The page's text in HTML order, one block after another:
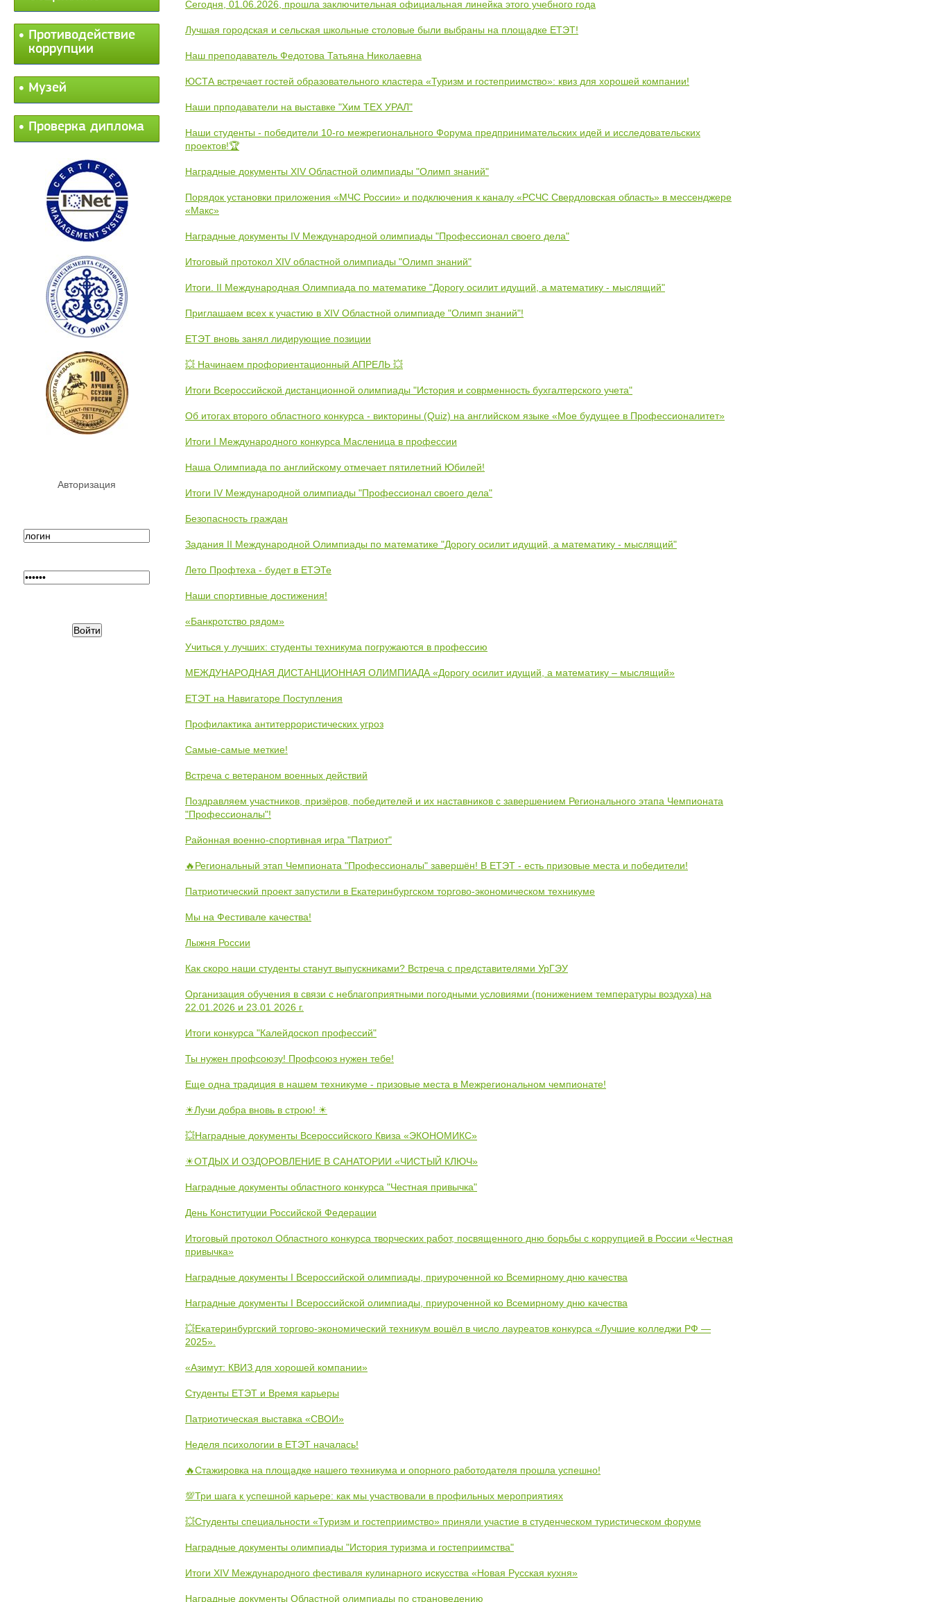
Противодействие
коррупции
Музей
Проверка диплома
Авторизация
Сегодня, 01.06.2026, прошла заключительная официальная линейка этого учебного года
Лучшая городская и сельская школьные столовые были выбраны на площадке ЕТЭТ!
Наш преподаватель Федотова Татьяна Николаевна
ЮСТА встречает гостей образовательного кластера «Туризм и гостеприимство»: квиз для хорошей компании!
Наши прподаватели на выставке "Хим ТЕХ УРАЛ"
Наши студенты - победители 10-го межрегионального Форума предпринимательских идей и исследовательских
проектов!🏆
Наградные документы XIV Областной олимпиады "Олимп знаний"
Порядок установки приложения «МЧС России» и подключения к каналу «РСЧС Свердловская область» в мессенджере
«Макс»
Наградные документы IV Международной олимпиады "Профессионал своего дела"
Итоговый протокол XIV областной олимпиады "Олимп знаний"
Итоги. II Международная Олимпиада по математике "Дорогу осилит идущий, а математику - мыслящий"
Приглашаем всех к участию в XIV Областной олимпиаде "Олимп знаний"!
ЕТЭТ вновь занял лидирующие позиции
💥 Начинаем профориентационный АПРЕЛЬ 💥
Итоги Всероссийской дистанционной олимпиады "История и соврменность бухгалтерского учета"
Об итогах второго областного конкурса - викторины (Quiz) на английском языке «Мое будущее в Профессионалитет»
Итоги I Международного конкурса Масленица в профессии
Наша Олимпиада по английскому отмечает пятилетний Юбилей!
Итоги IV Международной олимпиады "Профессионал своего дела"
Безопасность граждан
Задания II Международной Олимпиады по математике "Дорогу осилит идущий, а математику - мыслящий"
Лето Профтеха - будет в ЕТЭТе
Наши спортивные достижения!
«Банкротство рядом»
Учиться у лучших: студенты техникума погружаются в профессию
МЕЖДУНАРОДНАЯ ДИСТАНЦИОННАЯ ОЛИМПИАДА «Дорогу осилит идущий, а математику – мыслящий»
ЕТЭТ на Навигаторе Поступления
Профилактика антитеррористических угроз
Самые-самые меткие!
Встреча с ветераном военных действий
Поздравляем участников, призёров, победителей и их наставников с завершением Регионального этапа Чемпионата
"Профессионалы"!
Районная военно-спортивная игра "Патриот"
🔥Региональный этап Чемпионата "Профессионалы" завершён! В ЕТЭТ - есть призовые места и победители!
Патриотический проект запустили в Екатеринбургском торгово-экономическом техникуме
Мы на Фестивале качества!
Лыжня России
Как скоро наши студенты станут выпускниками? Встреча с представителями УрГЭУ
Организация обучения в связи с неблагоприятными погодными условиями (понижением температуры воздуха) на
22.01.2026 и 23.01 2026 г.
Итоги конкурса "Калейдоскоп профессий"
Ты нужен профсоюзу! Профсоюз нужен тебе!
Еще одна традиция в нашем техникуме - призовые места в Межрегиональном чемпионате!
☀Лучи добра вновь в строю! ☀
💥Наградные документы Всероссийского Квиза «ЭКОНОМИКС»
☀ОТДЫХ И ОЗДОРОВЛЕНИЕ В САНАТОРИИ «ЧИСТЫЙ КЛЮЧ»
Наградные документы областного конкурса "Честная привычка"
День Конституции Российской Федерации
Итоговый протокол Областного конкурса творческих работ, посвященного дню борьбы с коррупцией в России «Честная
привычка»
Наградные документы I Всероссийской олимпиады, приуроченной ко Всемирному дню качества
Наградные документы I Всероссийской олимпиады, приуроченной ко Всемирному дню качества
💥Екатеринбургский торгово-экономический техникум вошёл в число лауреатов конкурса «Лучшие колледжи РФ —
2025».
«Азимут: КВИЗ для хорошей компании»
Студенты ЕТЭТ и Время карьеры
Патриотическая выставка «СВОИ»
Неделя психологии в ЕТЭТ началась!
🔥Стажировка на площадке нашего техникума и опорного работодателя прошла успешно!
💯Три шага к успешной карьере: как мы участвовали в профильных мероприятиях
💥Студенты специальности «Туризм и гостеприимство» приняли участие в студенческом туристическом форуме
Наградные документы олимпиады "История туризма и гостеприимства"
Итоги XIV Международного фестиваля кулинарного искусства «Новая Русская кухня»
Наградные документы Областной олимпиады по страноведению